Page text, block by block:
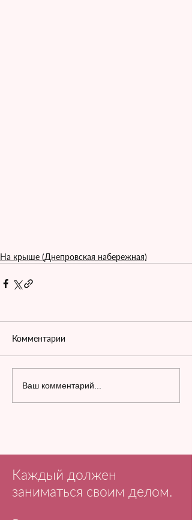
На крыше (Днепровская набережная)
Комментарии
Ваш комментарий...
Каждый должен
заниматься своим делом.